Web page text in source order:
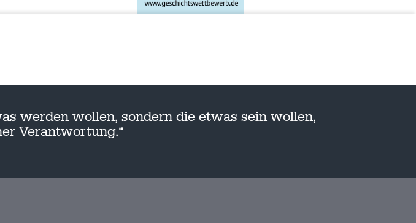
werden wollen, sondern die etwas sein wollen,
Verantwortung.“